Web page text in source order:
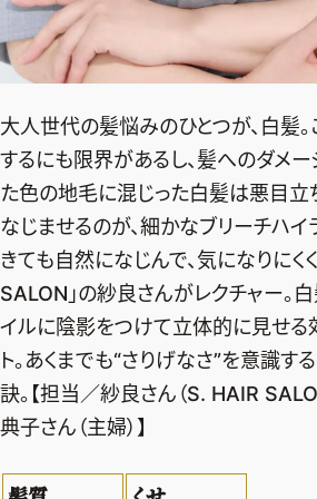
デジタル版
購入
エクラプレミア
売れ筋ランキング
エクラ掲載品
エクラ限定アイテム
イーバイエクラ
大人世代の髪悩みのひとつが、白髪
するにも限界があるし、髪へのダメー
た色の地毛に混じった白髪は悪目立
なじませるのが、細かなブリーチハイ
きても自然になじんで、気になりにくく
SALON」の紗良さんがレクチャー。
イルに陰影をつけて立体的に見せる
ト。あくまでも“さりげなさ”を意識す
訣。【担当／紗良さん（S. HAIR
典子さん（主婦）】